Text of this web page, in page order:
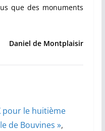
que des monuments
Daniel de Montplaisir
pour le huitième
de Bouvines »,